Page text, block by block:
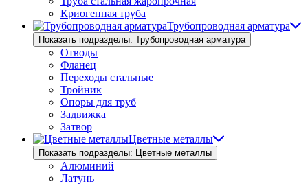
Криогенная труба
Трубопроводная арматура
Показать подразделы: Трубопроводная арматура
Отводы
Фланец
Переходы стальные
Тройник
Опоры для труб
Задвижка
Затвор
Цветные металлы
Показать подразделы: Цветные металлы
Алюминий
Латунь